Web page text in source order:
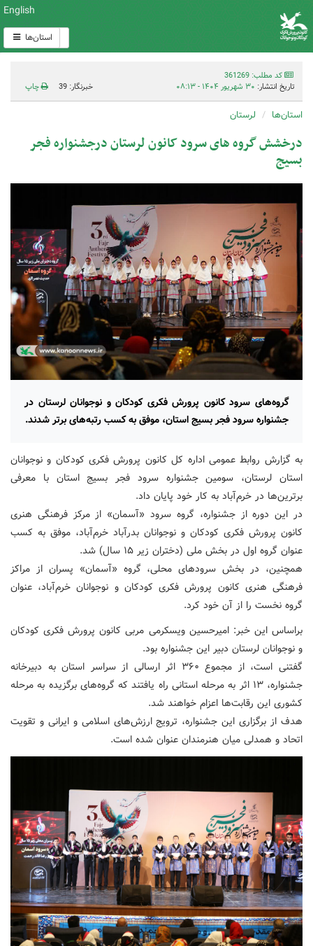
English
استان‌ها
کد مطلب: 361269
تاریخ انتشار: ۳۰ شهریور ۱۴۰۴ - ۰۸:۱۳ خبرنگار: 39 چاپ
استان‌ها لرستان
درخشش گروه های سرود کانون لرستان درجشنواره فجر
بسیج
گروه‌های سرود کانون پرورش فکری کودکان و نوجوانان لرستان در
جشنواره سرود فجر بسیج استان، موفق به کسب رتبه‌های برتر شدند.
به گزارش روابط عمومی اداره کل کانون پرورش فکری کودکان و نوجوانان
استان لرستان، سومین جشنواره سرود فجر بسیج استان با معرفی
برترین‌ها در خرم‌آباد به کار خود پایان داد.
در این دوره از جشنواره، گروه سرود «آسمان» از مرکز فرهنگی هنری
کانون پرورش فکری کودکان و نوجوانان بدرآباد خرم‌آباد، موفق به کسب
عنوان گروه اول در بخش ملی (دختران زیر ۱۵ سال) شد.
همچنین، در بخش سرودهای محلی، گروه «آسمان» پسران از مراکز
فرهنگی هنری کانون پرورش فکری کودکان و نوجوانان خرم‌آباد، عنوان
گروه نخست را از آن خود کرد.
براساس این خبر: امیرحسین ویسکرمی مربی کانون پرورش فکری کودکان
و نوجوانان لرستان دبیر این جشنواره بود.
گفتنی است، از مجموع ۳۶۰ اثر ارسالی از سراسر استان به دبیرخانه
جشنواره، ۱۳ اثر به مرحله استانی راه یافتند که گروه‌های برگزیده به مرحله
کشوری این رقابت‌ها اعزام خواهند شد.
هدف از برگزاری این جشنواره، ترویج ارزش‌های اسلامی و ایرانی و تقویت
اتحاد و همدلی میان هنرمندان عنوان شده است.